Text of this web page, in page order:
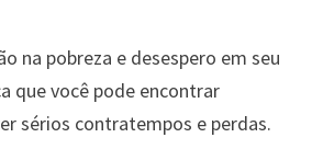
na pobreza e desespero em seu
que você pode encontrar
sérios contratempos e perdas.